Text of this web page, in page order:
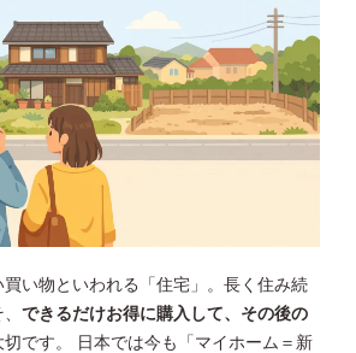
買い物といわれる「住宅」。長く住み続
できるだけお得に購入して、その後の
切です。 日本では今も「マイホーム＝新